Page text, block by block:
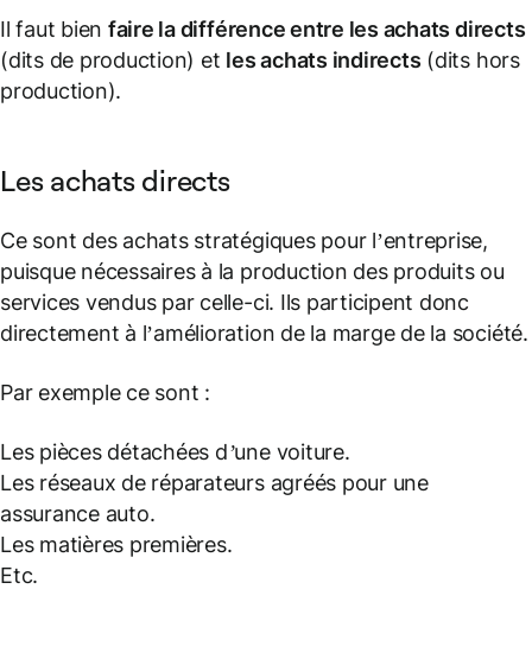
Il faut bien faire la différence entre les achats directs
(dits de production) et les achats indirects (dits hors
production).
Les achats directs
Ce sont des achats stratégiques pour l’entreprise,
puisque nécessaires à la production des produits ou
services vendus par celle-ci. Ils participent donc
directement à l’amélioration de la marge de la société.
Par exemple ce sont :
Les pièces détachées d’une voiture.
Les réseaux de réparateurs agréés pour une
assurance auto.
Les matières premières.
Etc.